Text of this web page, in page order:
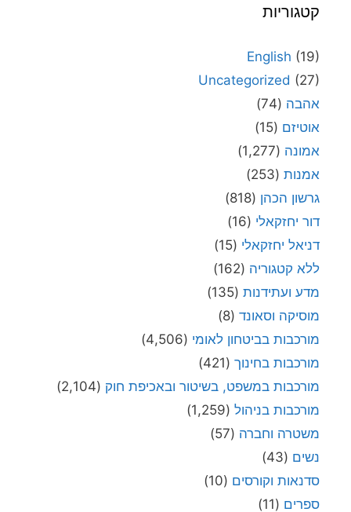
קטגוריות
English (19)
Uncategorized (27)
אהבה (74)
אוטיזם (15)
אמונה (1,277)
אמנות (253)
גרשון הכהן (818)
דור יחזקאלי (16)
דניאל יחזקאלי (15)
ללא קטגוריה (162)
מדע ועתידנות (135)
מוסיקה וסאונד (8)
מורכבות בביטחון לאומי (4,506)
מורכבות בחינוך (421)
מורכבות במשפט, בשיטור ובאכיפת חוק (2,104)
מורכבות בניהול (1,259)
משטרה וחברה (57)
נשים (43)
סדנאות וקורסים (10)
ספרים (11)